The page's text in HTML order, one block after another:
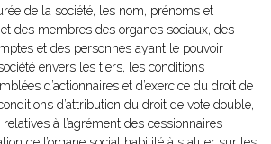
de la société, les nom, prénoms et
des membres des organes sociaux, des
et des personnes ayant le pouvoir
envers les tiers, les conditions
d’actionnaires et d’exercice du droit de
d’attribution du droit de vote double,
relatives à l’agrément des cessionnaires